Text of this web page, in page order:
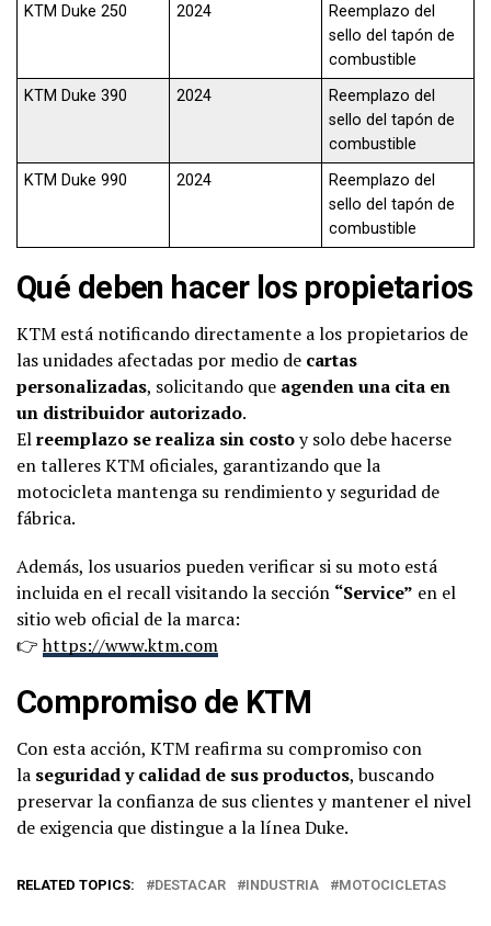
KTM Duke 250
2024
Reemplazo del
sello del tapón de
combustible
KTM Duke 390
2024
Reemplazo del
sello del tapón de
combustible
KTM Duke 990
2024
Reemplazo del
sello del tapón de
combustible
Qué deben hacer los propietarios
KTM está notificando directamente a los propietarios de
las unidades afectadas por medio de cartas
personalizadas, solicitando que agenden una cita en
un distribuidor autorizado.
Elreemplazo se realiza sin costoy solo debe hacerse
en talleres KTM oficiales, garantizando que la
motocicleta mantenga su rendimiento y seguridad de
fábrica.
Además, los usuarios pueden verificar si su moto está
incluida en el recall visitando la sección “Service” en el
sitio web oficial de la marca:
👉https://www.ktm.com
Compromiso de KTM
Con esta acción, KTM reafirma su compromiso con
la seguridad y calidad de sus productos, buscando
preservar la confianza de sus clientes y mantener el nivel
de exigencia que distingue a la línea Duke.
RELATED TOPICS: DESTACAR INDUSTRIA MOTOCICLETAS